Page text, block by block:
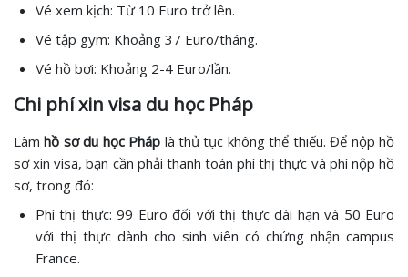
Vé xem kịch: Từ 10 Euro trở lên.
Vé tập gym: Khoảng 37 Euro/tháng.
Vé hồ bơi: Khoảng 2-4 Euro/lần.
Chi phí xin visa du học Pháp
Làmhồ sơ du học Pháp là thủ tục không thể thiếu. Để nộp hồ
sơ xin visa, bạn cần phải thanh toán phí thị thực và phí nộp hồ
sơ, trong đó:
Phí thị thực: 99 Euro đối với thị thực dài hạn và 50 Euro
với thị thực dành cho sinh viên có chứng nhận campus
France.